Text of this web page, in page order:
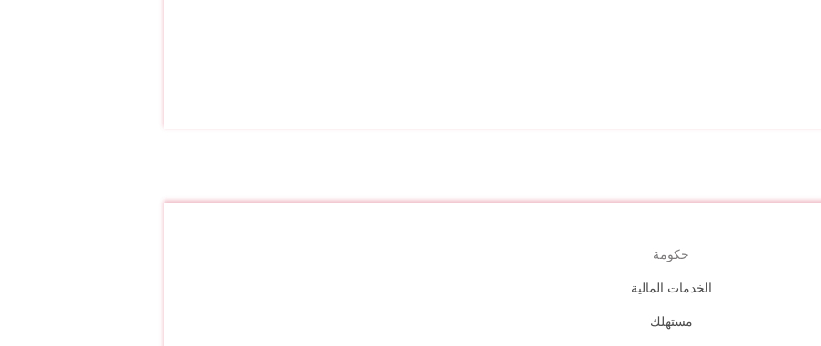
حكومة
الخدمات المالية
مستهلك